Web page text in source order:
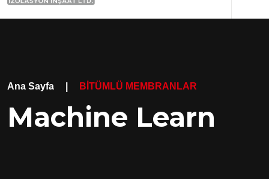
Ana Sayfa BİTÜMLÜ MEMBRANLAR
Machine Learn